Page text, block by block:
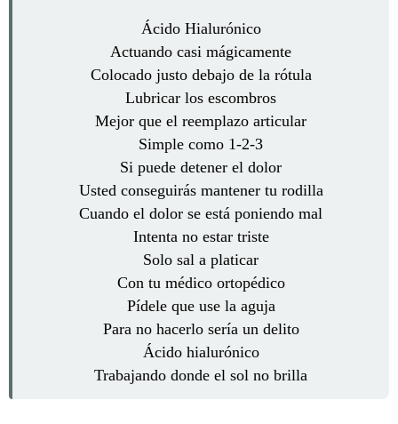
Ácido Hialurónico
Actuando casi mágicamente
Colocado justo debajo de la rótula
Lubricar los escombros
Mejor que el reemplazo articular
Simple como 1-2-3
Si puede detener el dolor
Usted conseguirás mantener tu rodilla
Cuando el dolor se está poniendo mal
Intenta no estar triste
Solo sal a platicar
Con tu médico ortopédico
Pídele que use la aguja
Para no hacerlo sería un delito
Ácido hialurónico
Trabajando donde el sol no brilla